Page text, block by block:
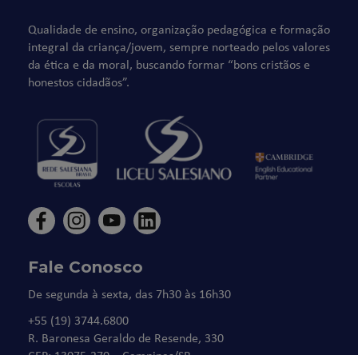
Qualidade de ensino, organização pedagógica e formação
integral da criança/jovem, sempre norteado pelos valores
da ética e da moral, buscando formar “bons cristãos e
honestos cidadãos”.
Fale Conosco
De segunda à sexta, das 7h30 às 16h30
+55 (19) 3744.6800
R. Baronesa Geraldo de Resende, 330